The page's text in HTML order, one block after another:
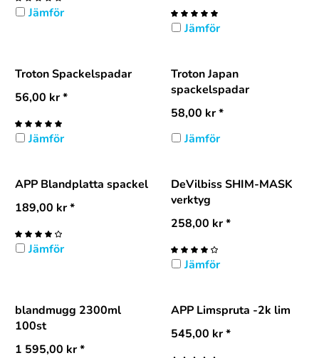
Jämför
Jämför
Troton Spackelspadar
56,00 kr*
Jämför
Troton Japan
spackelspadar
58,00 kr*
Jämför
APP Blandplatta spackel
189,00 kr*
Jämför
DeVilbiss SHIM-MASK
verktyg
258,00 kr*
Jämför
blandmugg 2300ml
100st
1 595,00 kr*
APP Limspruta -2k lim
545,00 kr*